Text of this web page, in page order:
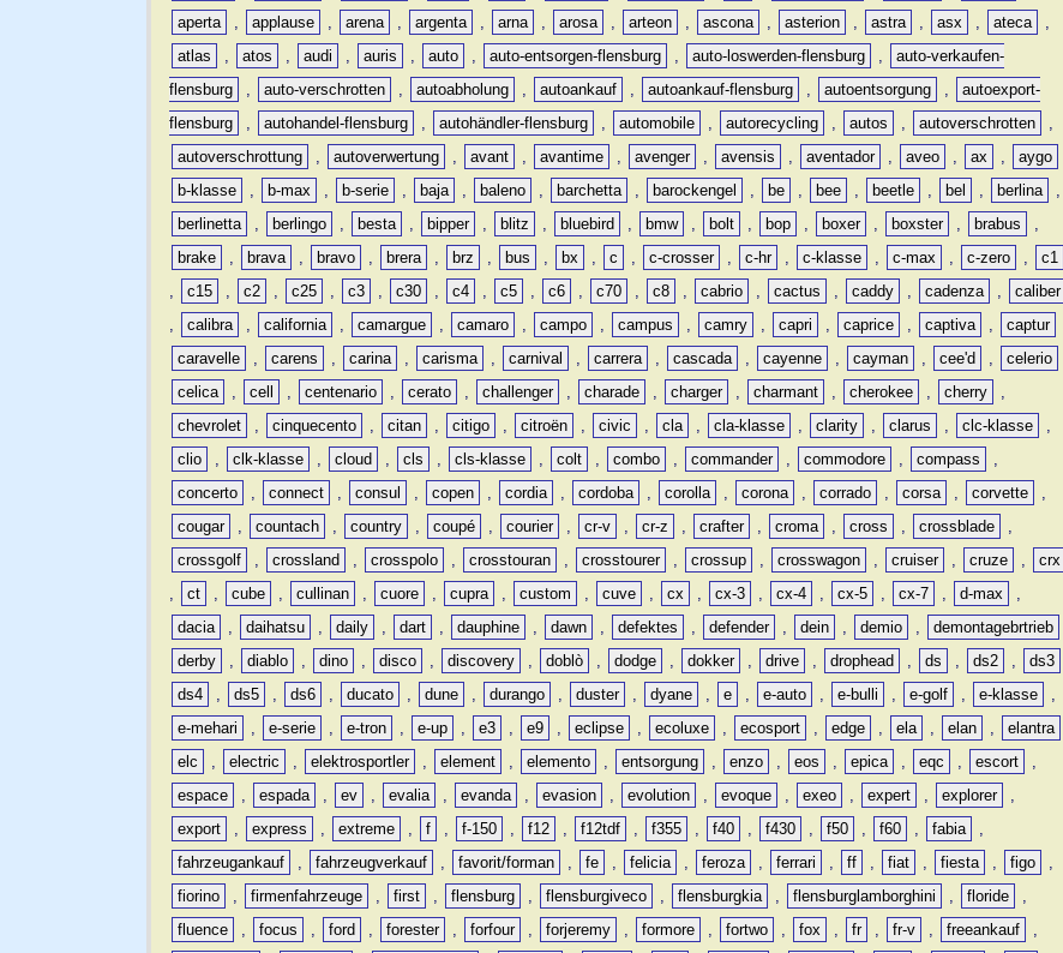
aperta
, applause , arena , argenta , arna , arosa , arteon , ascona , asterion , astra , asx , ateca
,
atlas
, atos , audi , auris , auto , auto-entsorgen-flensburg , auto-loswerden-flensburg ,
auto-verkaufen-
flensburg
, auto-verschrotten , autoabholung , autoankauf , autoankauf-flensburg , autoentsorgung ,
autoexport-
flensburg
, autohandel-flensburg , autohändler-flensburg , automobile , autorecycling , autos , autoverschrotten
,
autoverschrottung
, autoverwertung , avant , avantime , avenger , avensis , aventador , aveo , ax , aygo
b-klasse
, b-max , b-serie , baja , baleno , barchetta , barockengel , be , bee , beetle , bel , berlina
,
berlinetta
, berlingo , besta , bipper , blitz , bluebird , bmw , bolt , bop , boxer , boxster , brabus
,
brake
, brava , bravo , brera , brz , bus , bx , c , c-crosser , c-hr , c-klasse , c-max , c-zero ,
c1
,
c15 , c2 , c25 , c3 , c30 , c4 , c5 , c6 , c70 , c8 , cabrio , cactus , caddy , cadenza ,
caliber
,
calibra , california , camargue , camaro , campo , campus , camry , capri , caprice , captiva , captur
caravelle
, carens , carina , carisma , carnival , carrera , cascada , cayenne , cayman , cee'd , celerio
celica
, cell , centenario , cerato , challenger , charade , charger , charmant , cherokee , cherry
,
chevrolet
, cinquecento , citan , citigo , citroën , civic , cla , cla-klasse , clarity , clarus , clc-klasse
,
clio
, clk-klasse , cloud , cls , cls-klasse , colt , combo , commander , commodore , compass
,
concerto
, connect , consul , copen , cordia , cordoba , corolla , corona , corrado , corsa , corvette
,
cougar
, countach , country , coupé , courier , cr-v , cr-z , crafter , croma , cross , crossblade
,
crossgolf
, crossland , crosspolo , crosstouran , crosstourer , crossup , crosswagon , cruiser , cruze ,
crx
,
ct , cube , cullinan , cuore , cupra , custom , cuve , cx , cx-3 , cx-4 , cx-5 , cx-7 , d-max
,
dacia
, daihatsu , daily , dart , dauphine , dawn , defektes , defender , dein , demio , demontagebrtrieb
derby
, diablo , dino , disco , discovery , doblò , dodge , dokker , drive , drophead , ds , ds2 , ds3
ds4
, ds5 , ds6 , ducato , dune , durango , duster , dyane , e , e-auto , e-bulli , e-golf , e-klasse
,
e-mehari
, e-serie , e-tron , e-up , e3 , e9 , eclipse , ecoluxe , ecosport , edge , ela , elan , elantra
elc
, electric , elektrosportler , element , elemento , entsorgung , enzo , eos , epica , eqc , escort
,
espace
, espada , ev , evalia , evanda , evasion , evolution , evoque , exeo , expert , explorer
,
export
, express , extreme , f , f-150 , f12 , f12tdf , f355 , f40 , f430 , f50 , f60 , fabia
,
fahrzeugankauf
, fahrzeugverkauf , favorit/forman , fe , felicia , feroza , ferrari , ff , fiat , fiesta , figo
,
fiorino
, firmenfahrzeuge , first , flensburg , flensburgiveco , flensburgkia , flensburglamborghini , floride
,
fluence
, focus , ford , forester , forfour , forjeremy , formore , fortwo , fox , fr , fr-v , freeankauf
,